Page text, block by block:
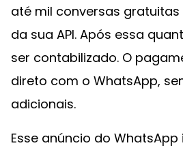
até mil conversas
da sua API. Após essa
ser contabilizado. O
direto com o WhatsApp,
adicionais.
Esse anúncio do